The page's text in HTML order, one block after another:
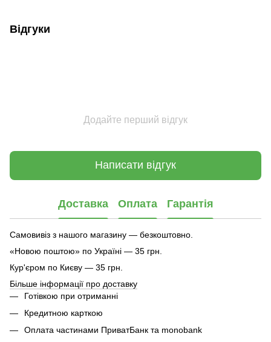
Відгуки
Додайте перший відгук
Написати відгук
Доставка Оплата Гарантія
Самовивіз з нашого магазину — безкоштовно.
«Новою поштою» по Україні — 35 грн.
Кур'єром по Києву — 35 грн.
Більше інформації про доставку
Готівкою при отриманні
Кредитною карткою
Оплата частинами ПриватБанк та monobank